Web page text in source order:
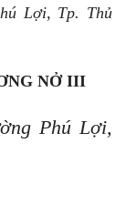
Lợi, Tp. Thủ
NỞ III
Phú Lợi,